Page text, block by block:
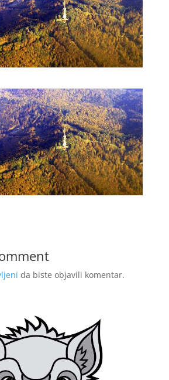
da biste objavili komentar.